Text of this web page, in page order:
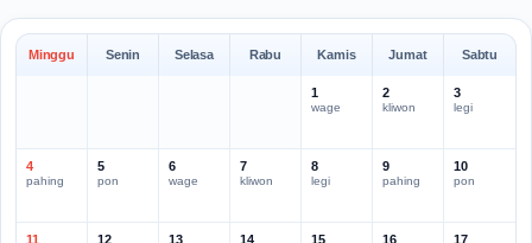
Minggu Senin Selasa Rabu Kamis Jumat Sabtu
1
wage
2
kliwon
3
legi
4
pahing
5
pon
6
wage
7
kliwon
8
legi
9
pahing
10
pon
11 12 13 14 15 16 17